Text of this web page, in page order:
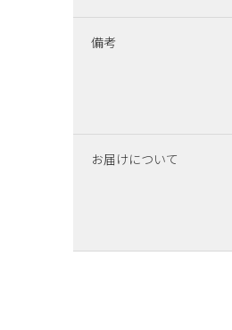
備考
お届けについて